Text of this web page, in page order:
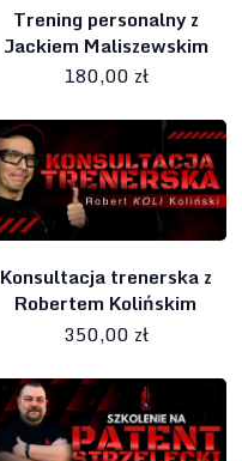
Trening personalny z
Jackiem Maliszewskim
180,00 zł
Konsultacja trenerska z
Robertem Kolińskim
350,00 zł